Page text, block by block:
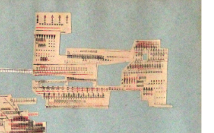
Cronologia
Últimas aquisições
COLEÇÃO VIVÊNCIAS
Artistas
Cronologia